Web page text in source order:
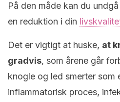
På den måde kan du
en reduktion i din
Det er vigtigt at huske, at
gradvis, som årene går
knogle og led smerter som
inflammatorisk proces,